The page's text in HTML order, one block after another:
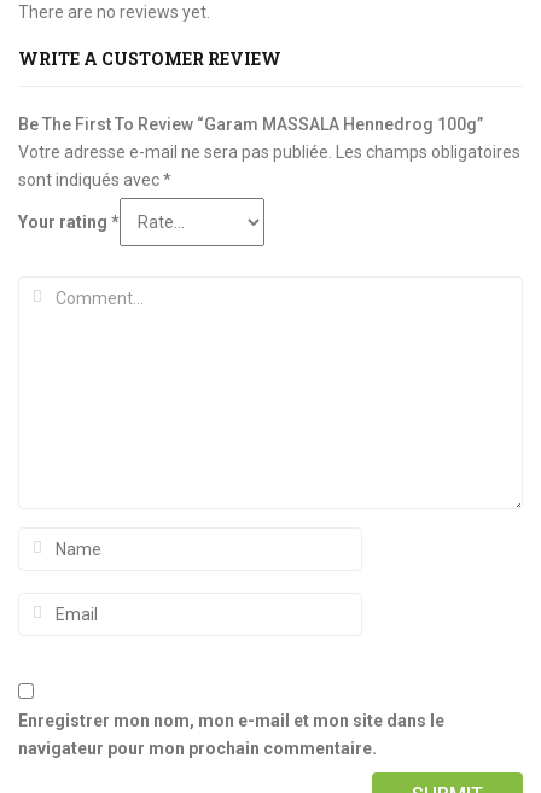
There are no reviews yet.
WRITE A CUSTOMER REVIEW
Be The First To Review “Garam MASSALA Hennedrog 100g”
Votre adresse e-mail ne sera pas publiée.
Les champs obligatoires
sont indiqués avec*
Your rating *
Enregistrer mon nom, mon e-mail et mon site dans le
navigateur pour mon prochain commentaire.